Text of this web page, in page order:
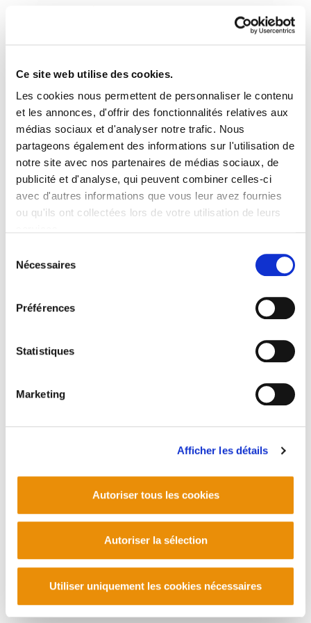
Ce site web utilise des cookies.
Les cookies nous permettent de personnaliser le contenu
et les annonces, d'offrir des fonctionnalités relatives aux
médias sociaux et d'analyser notre trafic. Nous
partageons également des informations sur l'utilisation de
notre site avec nos partenaires de médias sociaux, de
publicité et d'analyse, qui peuvent combiner celles-ci
avec d'autres informations que vous leur avez fournies
ou qu'ils ont collectées lors de votre utilisation de leurs
Nécessaires
Préférences
Statistiques
Marketing
Afficher les détails
Autoriser tous les cookies
Autoriser la sélection
Utiliser uniquement les cookies nécessaires
Gai Monografikoak 52:
Langile klasea eta
alternatiben sarea.
Sindicalismo y economia
GM N.º 52 Sindik. eta ESE[1]m edorta.pdf 3.0 MB
CONTACT
Barrainkua 13 - 48009 Bilbo -
Telf. +34 94 403 77 99
Telf. +33 (0) 559 25 65 52